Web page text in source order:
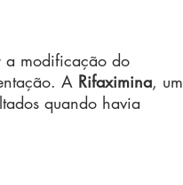
a modificação do
A Rifaximina, um
quando havia